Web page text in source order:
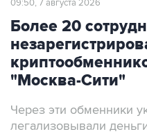
09:50, 7 августа 2026
Более 20
"Москва-Сити"
Через эти обменники
легализовывали